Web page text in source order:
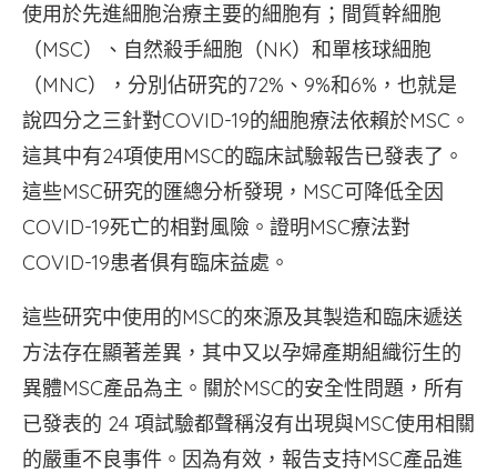
使用於先進細胞治療主要的細胞有；間質幹細胞
（MSC）、自然殺手細胞（NK）和單核球細胞
（MNC），分別佔研究的72%、9%和6%，也就是
說四分之三針對COVID-19的細胞療法依賴於MSC。
這其中有24項使用MSC的臨床試驗報告已發表了。
這些MSC研究的匯總分析發現，MSC可降低全因
COVID-19死亡的相對風險。證明MSC療法對
COVID-19患者俱有臨床益處。
這些研究中使用的MSC的來源及其製造和臨床遞送
方法存在顯著差異，其中又以孕婦產期組織衍生的
異體MSC產品為主。關於MSC的安全性問題，所有
已發表的 24 項試驗都聲稱沒有出現與MSC使用相關
的嚴重不良事件。因為有效，報告支持MSC產品進